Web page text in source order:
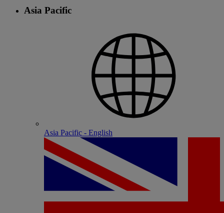
Asia Pacific
Asia Pacific - English